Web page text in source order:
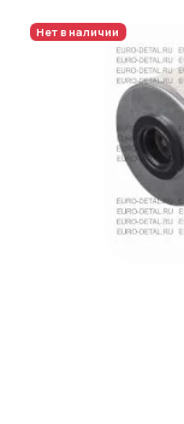
Нет в наличии